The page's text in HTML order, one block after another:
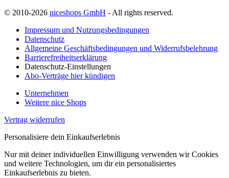
© 2010-2026 niceshops GmbH - All rights reserved.
Impressum und Nutzungsbedingungen
Datenschutz
Allgemeine Geschäftsbedingungen und Widerrufsbelehrung
Barrierefreiheitserklärung
Datenschutz-Einstellungen
Abo-Verträge hier kündigen
Unternehmen
Weitere nice Shops
Vertrag widerrufen
Personalisiere dein Einkaufserlebnis
Nur mit deiner individuellen Einwilligung verwenden wir Cookies
und weitere Technologien, um dir ein personalisiertes
Einkaufserlebnis zu bieten.